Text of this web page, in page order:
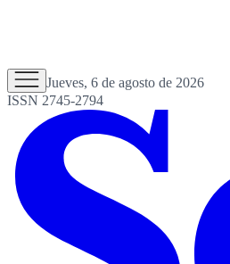
Jueves, 6 de agosto de 2026
ISSN 2745-2794